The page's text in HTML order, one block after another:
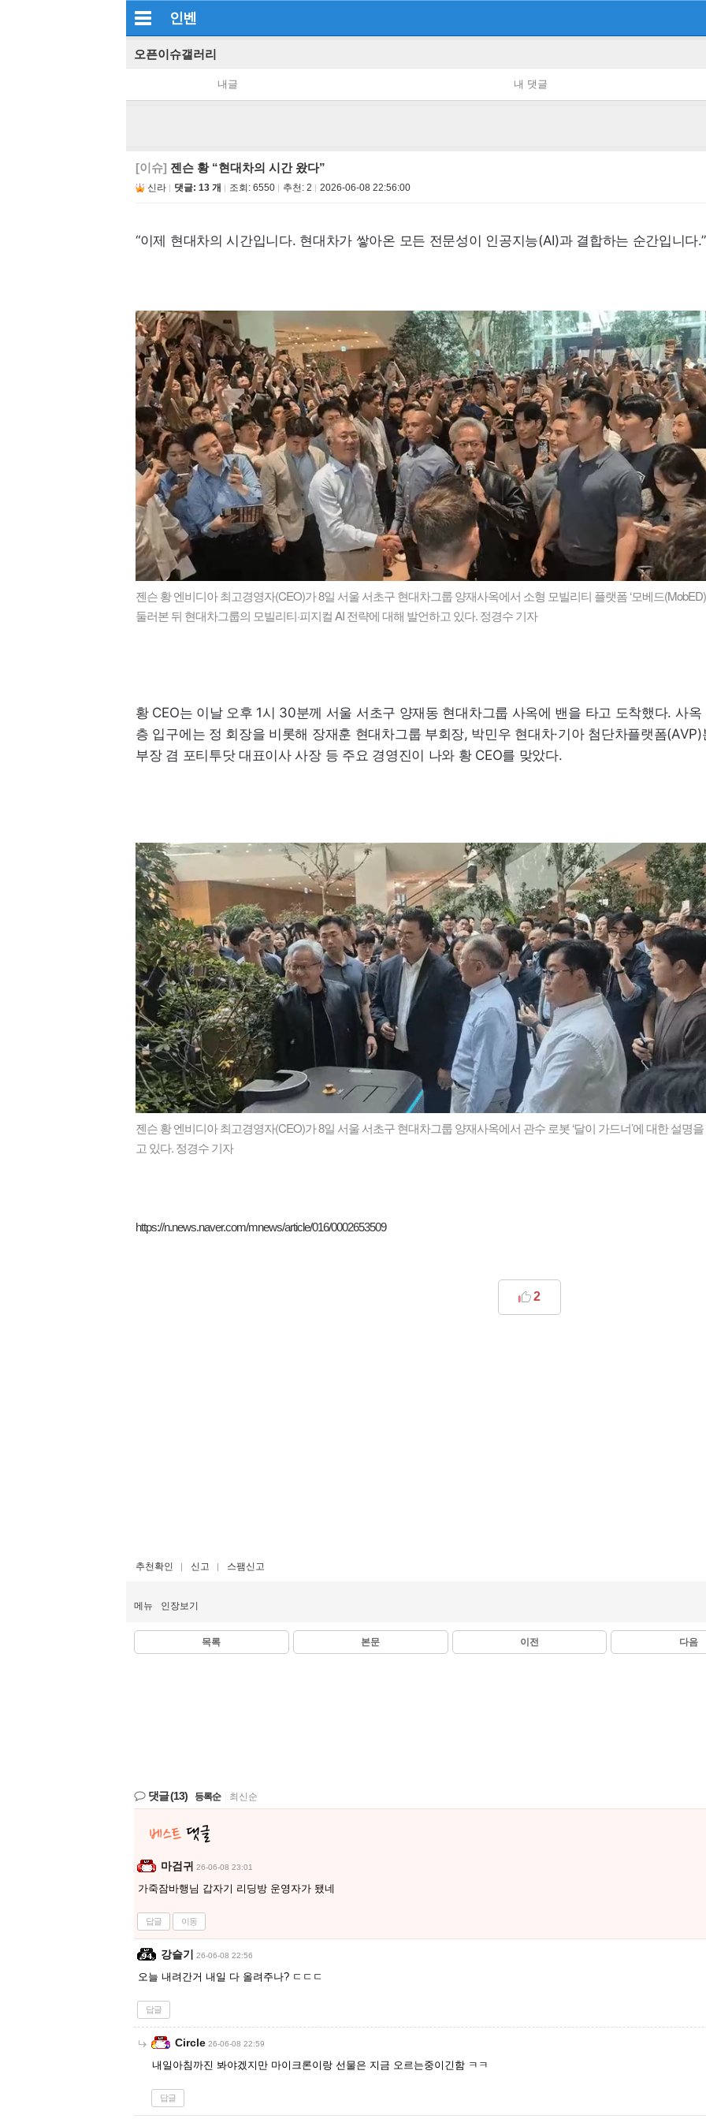
인벤
오픈이슈갤러리
내글 내 댓글
[이슈] 젠슨 황 “현대차의 시간 왔다”
신라 댓글: 13 개 조회: 6550 추천: 2 2026-06-08 22:56:00
“이제 현대차의 시간입니다. 현대차가 쌓아온 모든 전문성이 인공지능(AI)과 결합하는 순간입니다.”
젠슨 황 엔비디아 최고경영자(CEO)가 8일 서울 서초구 현대차그룹 양재사옥에서 소형 모빌리티 플랫폼 ‘모베드(MobED
둘러본 뒤 현대차그룹의 모빌리티·피지컬AI전략에 대해 발언하고 있다. 정경수 기자
황 CEO는 이날 오후 1시 30분께 서울 서초구 양재동 현대차그룹 사옥에 밴을 타고 도착했다. 사옥
층 입구에는 정 회장을 비롯해 장재훈 현대차그룹 부회장, 박민우 현대차·기아 첨단차플랫폼(AVP)
부장 겸 포티투닷 대표이사 사장 등 주요 경영진이 나와 황 CEO를 맞았다.
젠슨 황 엔비디아 최고경영자(CEO)가 8일 서울 서초구 현대차그룹 양재사옥에서 관수 로봇 ‘달이 가드너’에 대한 설명
고 있다. 정경수 기자
https://n.news.naver.com/mnews/article/016/0002653509
2
추천확인 신고 스팸신고
메뉴 인장보기
목록 본문 이전 다음
댓글(13) 등록순 최신순
마검귀 26-06-08 23:01
가죽잠바행님 갑자기 리딩방 운영자가 됐네
답글 이동
강슬기 26-06-08 22:56
오늘 내려간거 내일 다 올려주나? ㄷㄷㄷ
답글
Circle 26-06-08 22:59
내일아침까진 봐야겠지만 마이크론이랑 선물은 지금 오르는중이긴함 ㅋㅋ
답글